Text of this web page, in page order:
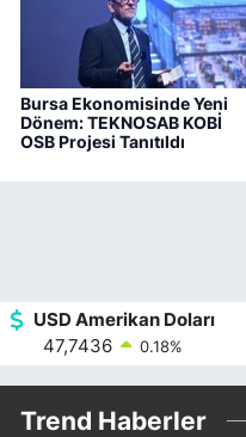
Bursa Ekonomisinde Yeni
Dönem: TEKNOSAB KOBİ
OSB Projesi Tanıtıldı
USD Amerikan Doları
47,7436
0.18%
Trend Haberler